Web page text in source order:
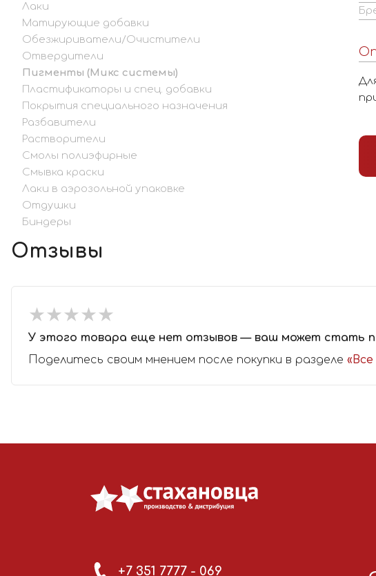
Лаки
Матирующие добавки
Обезжириватели/Очистители
Отвердители
Пигменты (Микс системы)
Пластификаторы и спец. добавки
Покрытия специального назначения
Разбавители
Растворители
Смолы полиэфирные
Смывка краски
Лаки в аэрозольной упаковке
Отдушки
Биндеры
Отзывы
★★★★★
★★★★★
У этого товара еще нет отзывов — ваш может стать
Поделитесь своим мнением после покупки в разделе «Все
+7 351 7777 - 069